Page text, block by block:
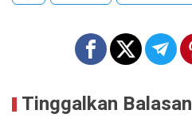
Tinggalkan Balasan